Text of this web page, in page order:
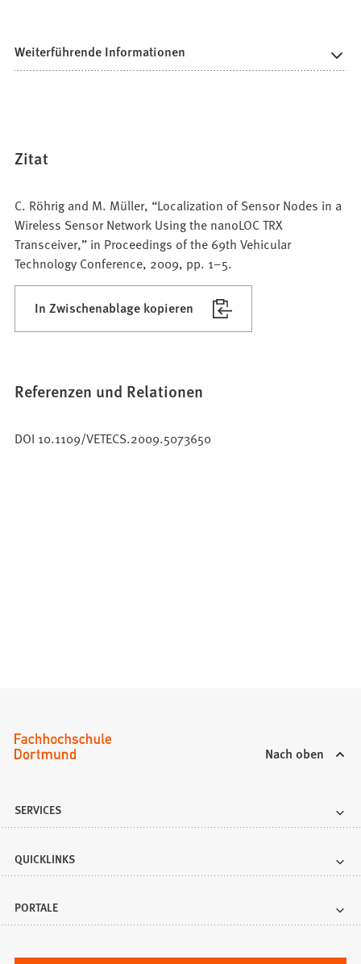
Weiterführende Informationen
Zitat
C. Röhrig and M. Müller, “Localization of Sensor Nodes in a
Wireless Sensor Network Using the nanoLOC TRX
Transceiver,” in Proceedings of the 69th Vehicular
Technology Conference, 2009, pp. 1–5.
In Zwischenablage kopieren
Referenzen und Relationen
DOI 10.1109/VETECS.2009.5073650
Nach oben
SERVICES
QUICKLINKS
PORTALE